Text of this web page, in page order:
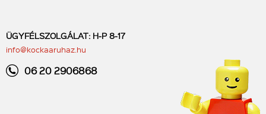
ÜGYFÉLSZOLGÁLAT: H-P 8-17
info@kockaaruhaz.hu
06 20 2906868